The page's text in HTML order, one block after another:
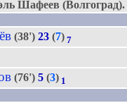
Шафеев (Волгоград).
(38')23 (7) 7
(76')5 (3) 1